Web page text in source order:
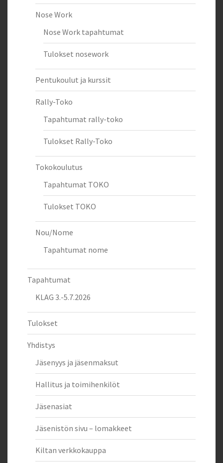
Nose Work
Nose Work tapahtumat
Tulokset nosework
Pentukoulut ja kurssit
Rally-Toko
Tapahtumat rally-toko
Tulokset Rally-Toko
Tokokoulutus
Tapahtumat TOKO
Tulokset TOKO
Nou/Nome
Tapahtumat nome
Tapahtumat
KLAG 3.-5.7.2026
Tulokset
Yhdistys
Jäsenyys ja jäsenmaksut
Hallitus ja toimihenkilöt
Jäsenasiat
Jäsenistön sivu – lomakkeet
Kiltan verkkokauppa